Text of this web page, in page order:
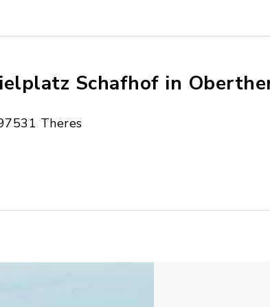
Schafhof in
Theres